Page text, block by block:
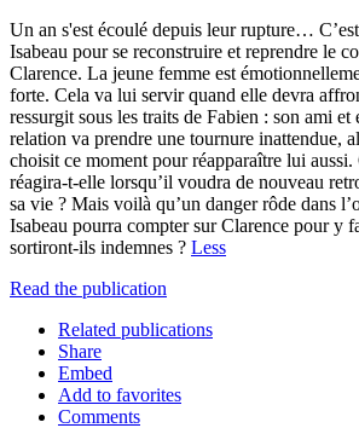
Un an s'est écoulé depuis leur rupture…
Isabeau pour se reconstruire et reprendre le
Clarence. La jeune femme est
forte. Cela va lui servir quand elle devra
ressurgit sous les traits de Fabien : son ami
relation va prendre une tournure inattendue,
choisit ce moment pour réapparaître lui aussi.
réagira-t-elle lorsqu’il voudra de nouveau
sa vie ? Mais voilà qu’un danger rôde dans
Isabeau pourra compter sur Clarence pour y
sortiront-ils indemnes ? Less
Read the publication
Related publications
Share
Embed
Add to favorites
Comments